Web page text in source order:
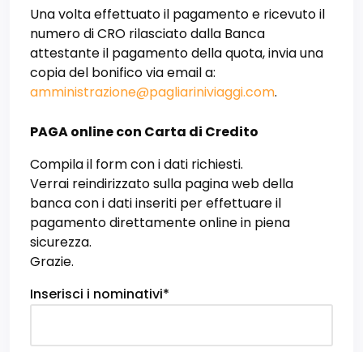
Una volta effettuato il pagamento e ricevuto il
numero di CRO rilasciato dalla Banca
attestante il pagamento della quota, invia una
copia del bonifico via email a:
amministrazione@pagliariniviaggi.com.
PAGA online con Carta di Credito
Compila il form con i dati richiesti.
Verrai reindirizzato sulla pagina web della
banca con i dati inseriti per effettuare il
pagamento direttamente online in piena
sicurezza.
Grazie.
Inserisci i nominativi*